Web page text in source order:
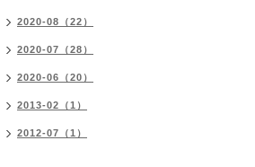
2020-08（22）
2020-07（28）
2020-06（20）
2013-02（1）
2012-07（1）